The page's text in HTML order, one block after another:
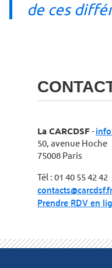
de ces
La CARCDSF-
50, avenue Hoche
75008 Paris
Tél : 01 40 55 42 42
contacts@carcdsf.fr
Prendre RDV en